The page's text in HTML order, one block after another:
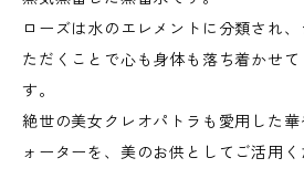
ローズは水のエレメントに分類され
ただくことで心も身体も落ち着かせ
す。
絶世の美女クレオパトラも愛用した
ォーターを、美のお供としてご活用く